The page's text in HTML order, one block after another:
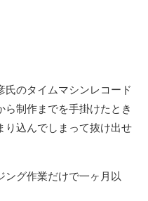
のタイムマシンレコード
制作までを手掛けたとき
り込んでしまって抜け出せ
ング作業だけで一ヶ月以